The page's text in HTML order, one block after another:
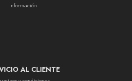
Información
AL CLIENTE